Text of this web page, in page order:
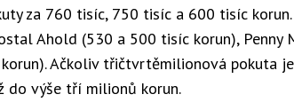
za 760 tisíc, 750 tisíc a 600 tisíc
Ahold (530 a 500 tisíc korun), Penny
Ačkoliv třičtvrtěmilionová pokuta
do výše tří milionů korun.